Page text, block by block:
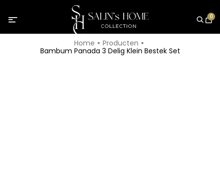
0
Home
Producten
Bambum Panada 3 Delig Klein Bestek Set